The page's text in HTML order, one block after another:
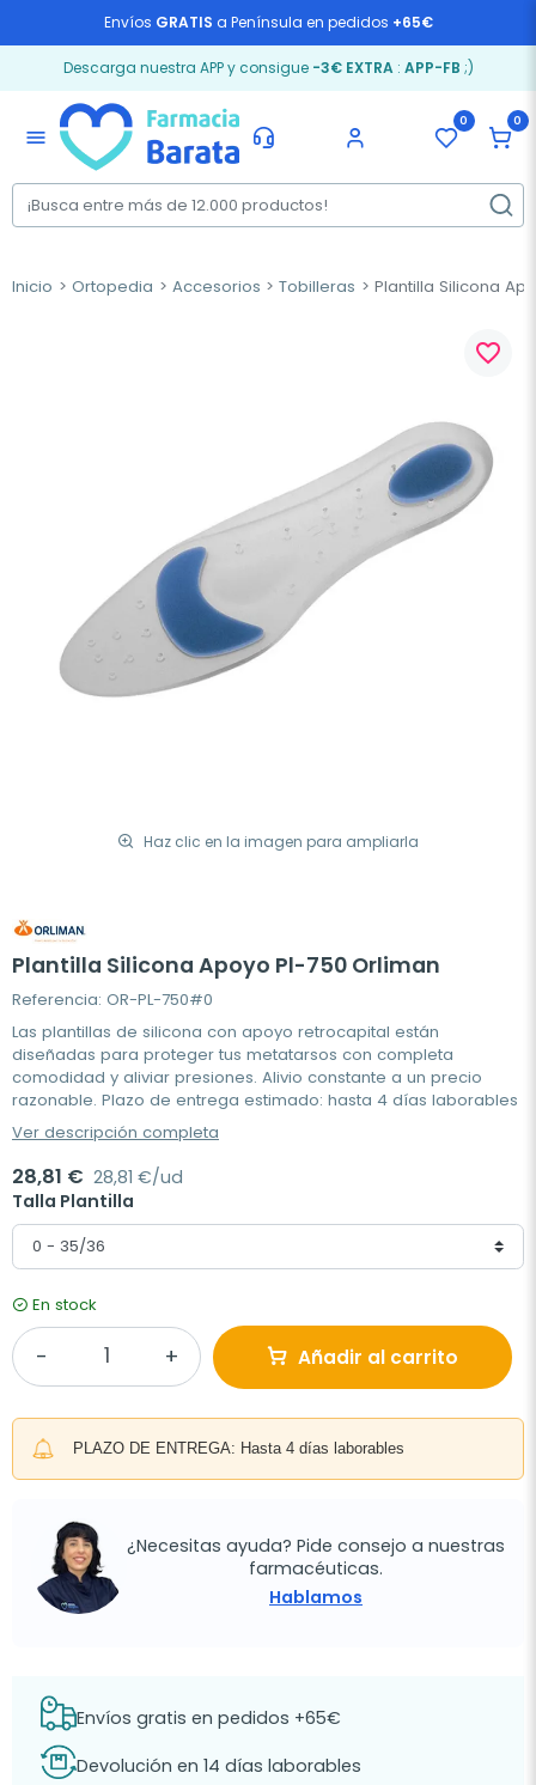
Envíos GRATIS a Península en pedidos +65€
Descarga nuestra APP y consigue -3€ EXTRA: APP-FB ;)
menu
0 0
Inicio Ortopedia Accesorios Tobilleras Plantilla Silicona
Haz clic en la imagen para ampliarla
favorite_border
Plantilla Silicona Apoyo Pl-750 Orliman
Referencia: OR-PL-750#0
Las plantillas de silicona con apoyo retrocapital están
diseñadas para proteger tus metatarsos con completa
comodidad y aliviar presiones. Alivio constante a un precio
razonable. Plazo de entrega estimado: hasta 4 días laborables
Ver descripción completa
28,81 € 28,81 €/ud
Talla Plantilla
En stock
Añadir al carrito
PLAZO DE ENTREGA: Hasta 4 días laborables
¿Necesitas ayuda? Pide consejo a nuestras
farmacéuticas.
Hablamos
Envíos gratis en pedidos +65€
Devolución en 14 días laborables